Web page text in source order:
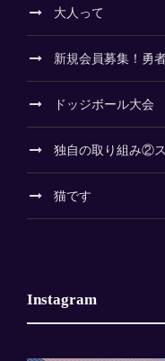
大人って
新規会員募集！勇
ドッジボール大会
独自の取り組み②
猫です
Instagram